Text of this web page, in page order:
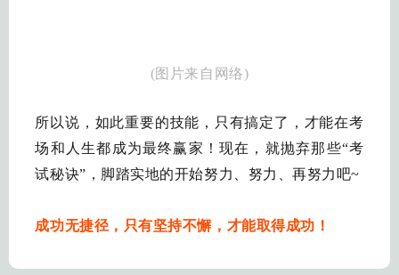
(图片来自网络)
所以说，如此重要的技能，只有搞定了，才能在考
场和人生都成为最终赢家！现在，就抛弃那些“考
试秘诀”，脚踏实地的开始努力、努力、再努力吧~
成功无捷径，只有坚持不懈，才能取得成功！